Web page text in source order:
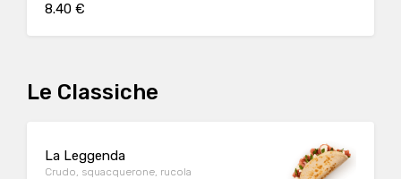
8.40 €
Le Classiche
La Leggenda
Crudo, squacquerone, rucola